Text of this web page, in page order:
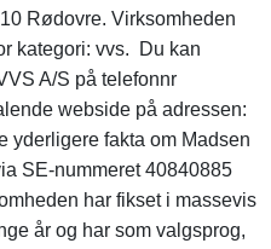
Rødovre. Virksomheden
kategori: vvs. Du kan
A/S på telefonnr
webside på adressen:
yderligere fakta om Madsen
SE-nummeret 40840885
har fikset i massevis
år og har som valgsprog,